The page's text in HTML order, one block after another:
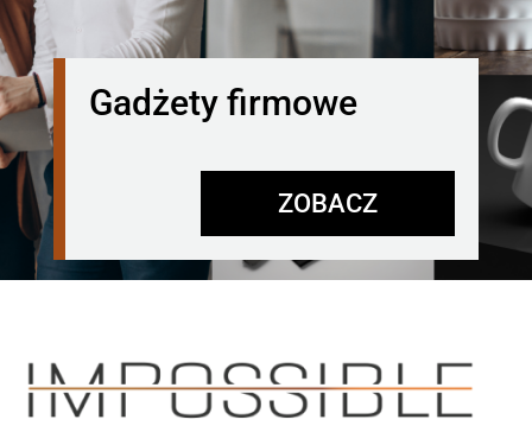
Gadżety firmowe
ZOBACZ